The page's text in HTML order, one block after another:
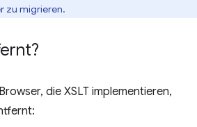
zu migrieren.
die XSLT implementieren,